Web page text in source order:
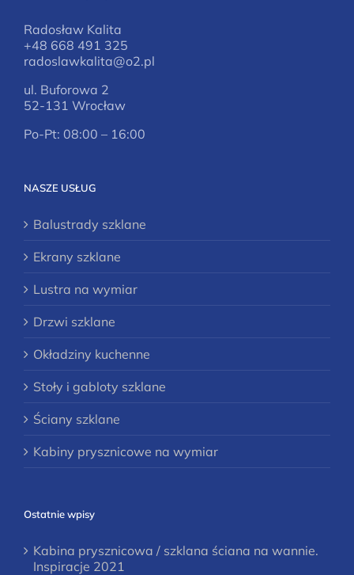
Radosław Kalita
+48 668 491 325
radoslawkalita@o2.pl
ul. Buforowa 2
52-131 Wrocław
Po-Pt: 08:00 – 16:00
NASZE USŁUG
Balustrady szklane
Ekrany szklane
Lustra na wymiar
Drzwi szklane
Okładziny kuchenne
Stoły i gabloty szklane
Ściany szklane
Kabiny prysznicowe na wymiar
Ostatnie wpisy
Kabina prysznicowa / szklana ściana na wannie.
Inspiracje 2021